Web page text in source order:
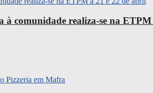
à comunidade realiza-se na